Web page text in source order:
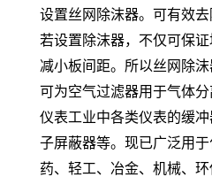
设置丝网除沫器。可有效去
若设置除沫器，不仅可保
减小板间距。所以丝网除
可为空气过滤器用于气体
仪表工业中各类仪表的缓
子屏蔽器等。现已广泛用
药、轻工、冶金、机械、环